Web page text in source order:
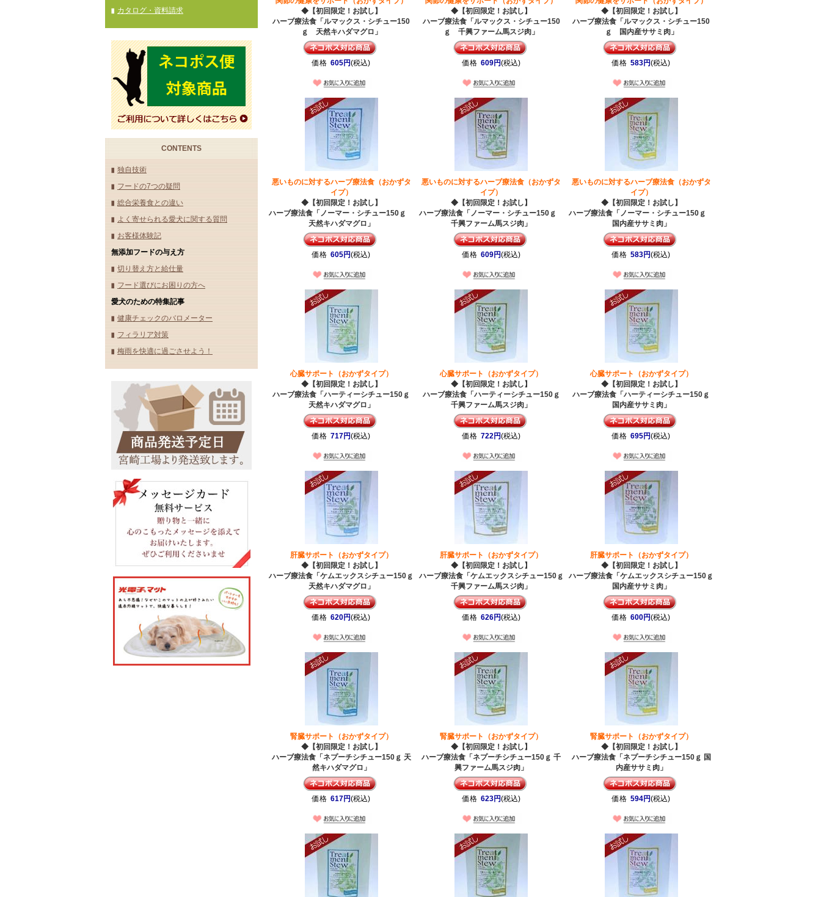
カタログ・資料請求
CONTENTS
独自技術
フードの7つの疑問
総合栄養食との違い
よく寄せられる愛犬に関する質問
お客様体験記
無添加フードの与え方
切り替え方と給仕量
フード選びにお困りの方へ
愛犬のための特集記事
健康チェックのバロメーター
フィラリア対策
梅雨を快適に過ごさせよう！
◆【初回限定！お試し】
ハーブ療法食「ルマックス・シチュー150
ｇ 天然キハダマグロ」
価格 605円(税込)
◆【初回限定！お試し】
ハーブ療法食「ルマックス・シチュー150
ｇ 千興ファーム馬スジ肉」
価格 609円(税込)
◆【初回限定！お試し】
ハーブ療法食「ルマックス・シチュー150
ｇ 国内産ササミ肉」
価格 583円(税込)
悪いものに対するハーブ療法食（おかずタ
イプ）
◆【初回限定！お試し】
ハーブ療法食「ノーマー・シチュー150ｇ
天然キハダマグロ」
価格 605円(税込)
悪いものに対するハーブ療法食（おかずタ
イプ）
◆【初回限定！お試し】
ハーブ療法食「ノーマー・シチュー150ｇ
千興ファーム馬スジ肉」
価格 609円(税込)
悪いものに対するハーブ療法食（おかずタ
イプ）
◆【初回限定！お試し】
ハーブ療法食「ノーマー・シチュー150ｇ
国内産ササミ肉」
価格 583円(税込)
心臓サポート（おかずタイプ）
◆【初回限定！お試し】
ハーブ療法食「ハーティーシチュー150ｇ
天然キハダマグロ」
価格 717円(税込)
心臓サポート（おかずタイプ）
◆【初回限定！お試し】
ハーブ療法食「ハーティーシチュー150ｇ
千興ファーム馬スジ肉」
価格 722円(税込)
心臓サポート（おかずタイプ）
◆【初回限定！お試し】
ハーブ療法食「ハーティーシチュー150ｇ
国内産ササミ肉」
価格 695円(税込)
肝臓サポート（おかずタイプ）
◆【初回限定！お試し】
ハーブ療法食「ケムエックスシチュー150ｇ
天然キハダマグロ」
価格 620円(税込)
肝臓サポート（おかずタイプ）
◆【初回限定！お試し】
ハーブ療法食「ケムエックスシチュー150ｇ
千興ファーム馬スジ肉」
価格 626円(税込)
肝臓サポート（おかずタイプ）
◆【初回限定！お試し】
ハーブ療法食「ケムエックスシチュー150ｇ
国内産ササミ肉」
価格 600円(税込)
腎臓サポート（おかずタイプ）
◆【初回限定！お試し】
ハーブ療法食「ネプーチシチュー150ｇ 天
然キハダマグロ」
価格 617円(税込)
腎臓サポート（おかずタイプ）
◆【初回限定！お試し】
ハーブ療法食「ネプーチシチュー150ｇ 千
興ファーム馬スジ肉」
価格 623円(税込)
腎臓サポート（おかずタイプ）
◆【初回限定！お試し】
ハーブ療法食「ネプーチシチュー150ｇ 国
内産ササミ肉」
価格 594円(税込)